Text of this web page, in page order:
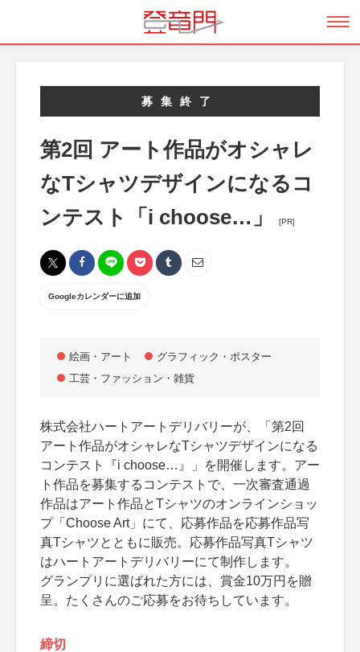
募集終了
第2回 アート作品がオシャレ
なTシャツデザインになるコ
ンテスト「i choose…」
[PR]
Googleカレンダーに追加
絵画・アート
グラフィック・ポスター
工芸・ファッション・雑貨
株式会社ハートアートデリバリーが、「第2回
アート作品がオシャレなTシャツデザインになる
コンテスト『i choose…』」を開催します。アー
ト作品を募集するコンテストで、一次審査通過
作品はアート作品とTシャツのオンラインショッ
プ「Choose Art」にて、応募作品を応募作品写
真Tシャツとともに販売。応募作品写真Tシャツ
はハートアートデリバリーにて制作します。
グランプリに選ばれた方には、賞金10万円を贈
呈。たくさんのご応募をお待ちしています。
締切